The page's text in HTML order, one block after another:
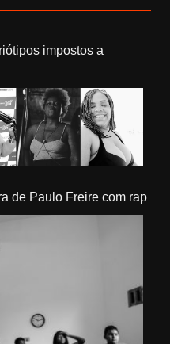
impostos a
de Paulo Freire com rap